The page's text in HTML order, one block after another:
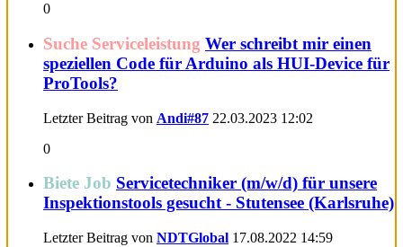
0
Suche Serviceleistung Wer schreibt mir einen
speziellen Code für Arduino als HUI-Device für
ProTools?
Letzter Beitrag von Andi#87 22.03.2023 12:02
0
Biete Job Servicetechniker (m/w/d) für unsere
Inspektionstools gesucht - Stutensee (Karlsruhe)
Letzter Beitrag von NDTGlobal 17.08.2022 14:59